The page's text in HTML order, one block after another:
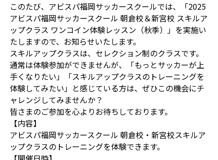
このたび、アビスパ福岡サッカースクールでは、「2025
アビスパ福岡サッカースクール 朝倉校＆新宮校 スキルア
ップクラス ワンコイン体験レッスン（秋季）」を実施い
たしますので、お知らせいたします。
スキルアップクラスは、セレクション制のクラスです。
通常は体験参加ができませんが、「もっとサッカーが上
手くなりたい」「スキルアップクラスのトレーニングを
体験してみたい」と感じている方は、ぜひこの機会にチ
ャレンジしてみませんか？
皆さまのご参加を心よりお待ちしております。
【内容】
アビスパ福岡サッカースクール 朝倉校・新宮校スキルア
ップクラスのトレーニングを体験できます。